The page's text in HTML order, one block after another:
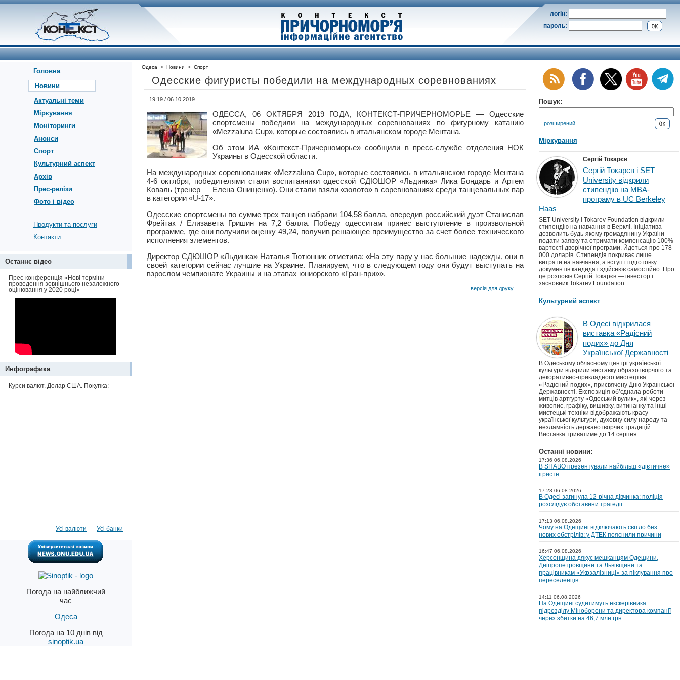
логін:
пароль:
Головна
Новини
Актуальні теми
Міркування
Моніторинги
Анонси
Спорт
Культурний аспект
Архів
Прес-релізи
Фото і відео
Продукти та послуги
Контакти
Останнє відео
Прес-конференція «Нові терміни
проведення зовнішнього незалежного
оцінювання у 2020 році»
Инфографика
Курси валют. Долар США. Покупка:
Усі банки
Усі валюти
Погода на найближчий
час
Одеса
Погода на 10 днів від
sinoptik.ua
Одеса > Новини > Спорт
Одесские фигуристы победили на международных соревнованиях
19:19 / 06.10.2019
ОДЕССА, 06 ОКТЯБРЯ 2019 ГОДА, КОНТЕКСТ-ПРИЧЕРНОМОРЬЕ — Одесские
спортсмены победили на международных соревнованиях по фигурному катанию
«Mezzaluna Cup», которые состоялись в итальянском городе Ментана.
Об этом ИА «Контекст-Причерноморье» сообщили в пресс-службе отделения НОК
Украины в Одесской области.
На международных соревнованиях «Mezzaluna Cup», которые состоялись в итальянском городе Ментана
4-6 октября, победителями стали воспитанники одесской СДЮШОР «Льдинка» Лика Бондарь и Артем
Коваль (тренер — Елена Онищенко). Они стали взяли «золото» в соревнованиях среди танцевальных пар
в категории «U-17».
Одесские спортсмены по сумме трех танцев набрали 104,58 балла, опередив российский дуэт Станислав
Фрейтак / Елизавета Гришин на 7,2 балла. Победу одесситам принес выступление в произвольной
программе, где они получили оценку 49,24, получив решающее преимущество за счет более технического
исполнения элементов.
Директор СДЮШОР «Льдинка» Наталья Тютюнник отметила: «На эту пару у нас большие надежды, они в
своей категории сейчас лучшие на Украине. Планируем, что в следующем году они будут выступать на
взрослом чемпионате Украины и на этапах юниорского «Гран-при»».
версія для друку
Пошук:
розширений
Міркування
Сергій Токарєв
Сергій Токарєв і SET
University відкрили
стипендію на MBA-
програму в UC Berkeley
Haas
SET University і Tokarev Foundation відкрили
стипендію на навчання в Берклі. Ініціатива
дозволить будь-якому громадянину України
подати заявку та отримати компенсацію 100%
вартості дворічної програми. Йдеться про 178
000 доларів. Стипендія покриває лише
витрати на навчання, а вступ і підготовку
документів кандидат здійснює самостійно. Про
це розповів Сергій Токарєв — інвестор і
засновник Tokarev Foundation.
Культурний аспект
В Одесі відкрилася
виставка «Радісний
подих» до Дня
Української Державності
В Одеському обласному центрі української
культури відкрили виставку образотворчого та
декоративно-прикладного мистецтва
«Радісний подих», присвячену Дню Української
Державності. Експозиція об’єднала роботи
митців артгурту «Одеський вулик», які через
живопис, графіку, вишивку, витинанку та інші
мистецькі техніки відображають красу
української культури, духовну силу народу та
незламність державотворчих традицій.
Виставка триватиме до 14 серпня.
Останні новини:
17:36 06.08.2026
В SHABO презентували найбільш «дієтичне»
ігристе
17:23 06.08.2026
В Одесі загинула 12-річна дівчинка: поліція
розслідує обставини трагедії
17:13 06.08.2026
Чому на Одещині відключають світло без
нових обстрілів: у ДТЕК пояснили причини
16:47 06.08.2026
Херсонщина дякує мешканцям Одещини,
Дніпропетровщини та Львівщини та
працівникам «Укрзалізниці» за піклування про
переселенців
14:11 06.08.2026
На Одещині судитимуть екскерівника
підрозділу Міноборони та директора компанії
через збитки на 46,7 млн грн